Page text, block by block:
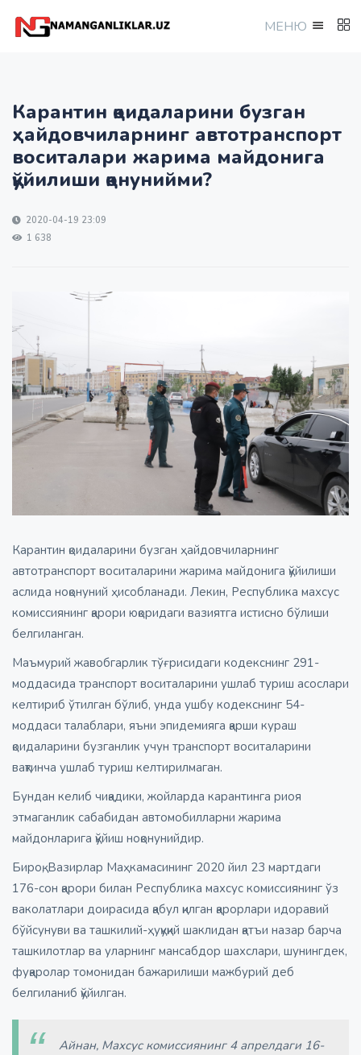
МEНЮ
Карантин қоидаларини бузган
ҳайдовчиларнинг автотранспорт
воситалари жарима майдонига
қўйилиши қонунийми?
2020-04-19 23:09
1 638
Карантин қоидаларини бузган ҳайдовчиларнинг
автотранспорт воситаларини жарима майдонига қўйилиши
аслида ноқонуний ҳисобланади. Лекин, Республика махсус
комиссиянинг қарори юқоридаги вазиятга истисно бўлиши
белгиланган.
Маъмурий жавобгарлик тўғрисидаги кодекснинг 291-
моддасида транспорт воситаларини ушлаб туриш асослари
келтириб ўтилган бўлиб, унда ушбу кодекснинг 54-
моддаси талаблари, яъни эпидемияга қарши кураш
қоидаларини бузганлик учун транспорт воситаларини
вақтинча ушлаб туриш келтирилмаган.
Бундан келиб чиқадики, жойларда карантинга риоя
этмаганлик сабабидан автомобилларни жарима
майдонларига қўйиш ноқонунийдир.
Бироқ, Вазирлар Маҳкамасининг 2020 йил 23 мартдаги
176-сон қарори билан Республика махсус комиссиянинг ўз
ваколатлари доирасида қабул қилган қарорлари идоравий
бўйсунуви ва ташкилий-ҳуқуқий шаклидан қатъи назар барча
ташкилотлар ва уларнинг мансабдор шахслари, шунингдек,
фуқаролар томонидан бажарилиши мажбурий деб
белгиланиб қўйилган.
Айнан, Махсус комиссиянинг 4 апрелдаги 16-